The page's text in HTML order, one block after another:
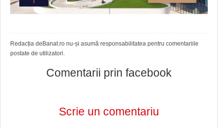
Redacția deBanat.ro nu-și asumă responsabilitatea pentru comentariile
postate de utilizatori.
Comentarii prin facebook
Scrie un comentariu